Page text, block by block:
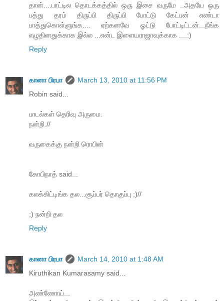
தான்....பாட்டில தொடக்கத்தில் ஒரு இசை வருமே ..அதயே ஒரு
பத்து தரம் திருப்பி திருப்பி போட்டு கேட்பன் எண்டா
பாத்துகொள்ளுங்க.... ஏற்கனவே ஓட்டு போட்டிட்டன்...நீங்க
எழுதினதுக்காக இல்ல ...என்ட இளையராஜாவுக்காக ....:)
Reply
கானா பிரபா
March 13, 2010 at 11:56 PM
Robin said...
பாடல்கள் தெரிவு அருமை.
நன்றி.//
வருகைக்கு நன்றி ரொபின்
கோபிநாத் said...
கலக்கிட்டிங்க தல...சூப்பர் தொகுப்பு ;)//
;) நன்றி தல
Reply
கானா பிரபா
March 14, 2010 at 1:48 AM
Kiruthikan Kumarasamy said...
அண்ணோய்...